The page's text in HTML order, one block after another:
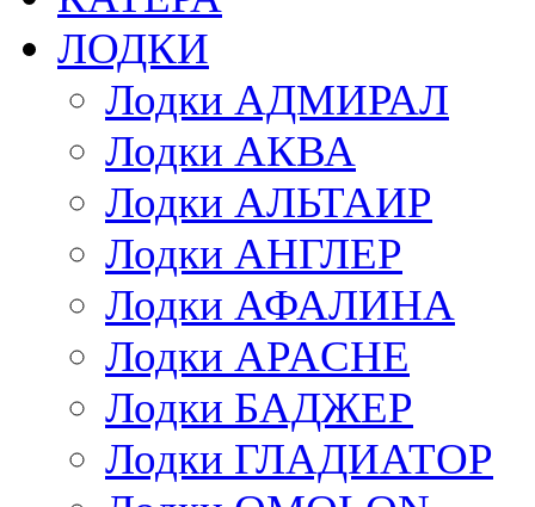
ЛОДКИ
Лодки АДМИРАЛ
Лодки АКВА
Лодки АЛЬТАИР
Лодки АНГЛЕР
Лодки АФАЛИНА
Лодки APACHE
Лодки БАДЖЕР
Лодки ГЛАДИАТОР